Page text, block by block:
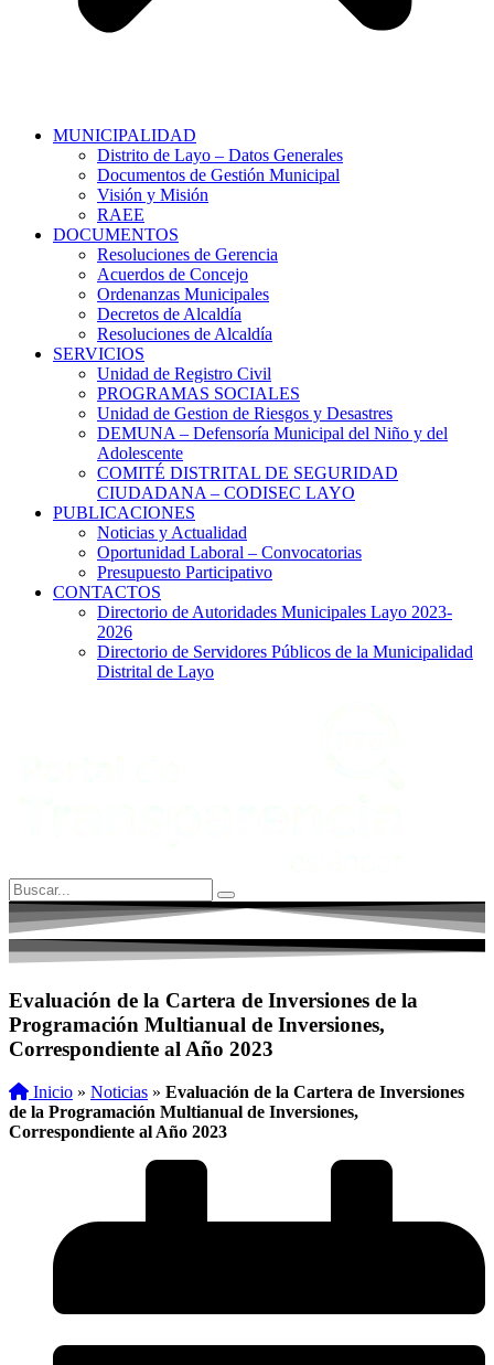
MUNICIPALIDAD
Distrito de Layo – Datos Generales
Documentos de Gestión Municipal
Visión y Misión
RAEE
DOCUMENTOS
Resoluciones de Gerencia
Acuerdos de Concejo
Ordenanzas Municipales
Decretos de Alcaldía
Resoluciones de Alcaldía
SERVICIOS
Unidad de Registro Civil
PROGRAMAS SOCIALES
Unidad de Gestion de Riesgos y Desastres
DEMUNA – Defensoría Municipal del Niño y del
Adolescente
COMITÉ DISTRITAL DE SEGURIDAD
CIUDADANA – CODISEC LAYO
PUBLICACIONES
Noticias y Actualidad
Oportunidad Laboral – Convocatorias
Presupuesto Participativo
CONTACTOS
Directorio de Autoridades Municipales Layo 2023-
2026
Directorio de Servidores Públicos de la Municipalidad
Distrital de Layo
Evaluación de la Cartera de Inversiones de la
Programación Multianual de Inversiones,
Correspondiente al Año 2023
Inicio » Noticias » Evaluación de la Cartera de Inversiones
de la Programación Multianual de Inversiones,
Correspondiente al Año 2023